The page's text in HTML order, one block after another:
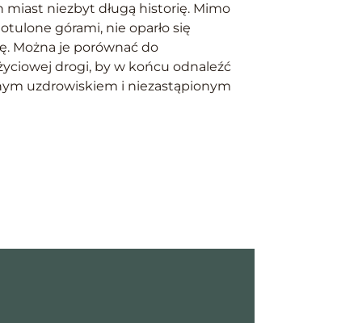
miast niezbyt długą historię. Mimo
górami, nie oparło się
Można je porównać do
drogi, by w końcu odnaleźć
uzdrowiskiem i niezastąpionym